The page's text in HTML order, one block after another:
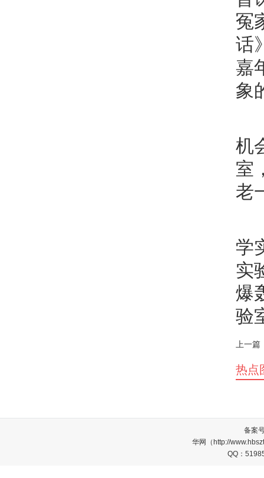
冤
话
嘉
象
机
室
老
学
实
爆
验
上一篇
热点
备案
华网（http://
QQ：